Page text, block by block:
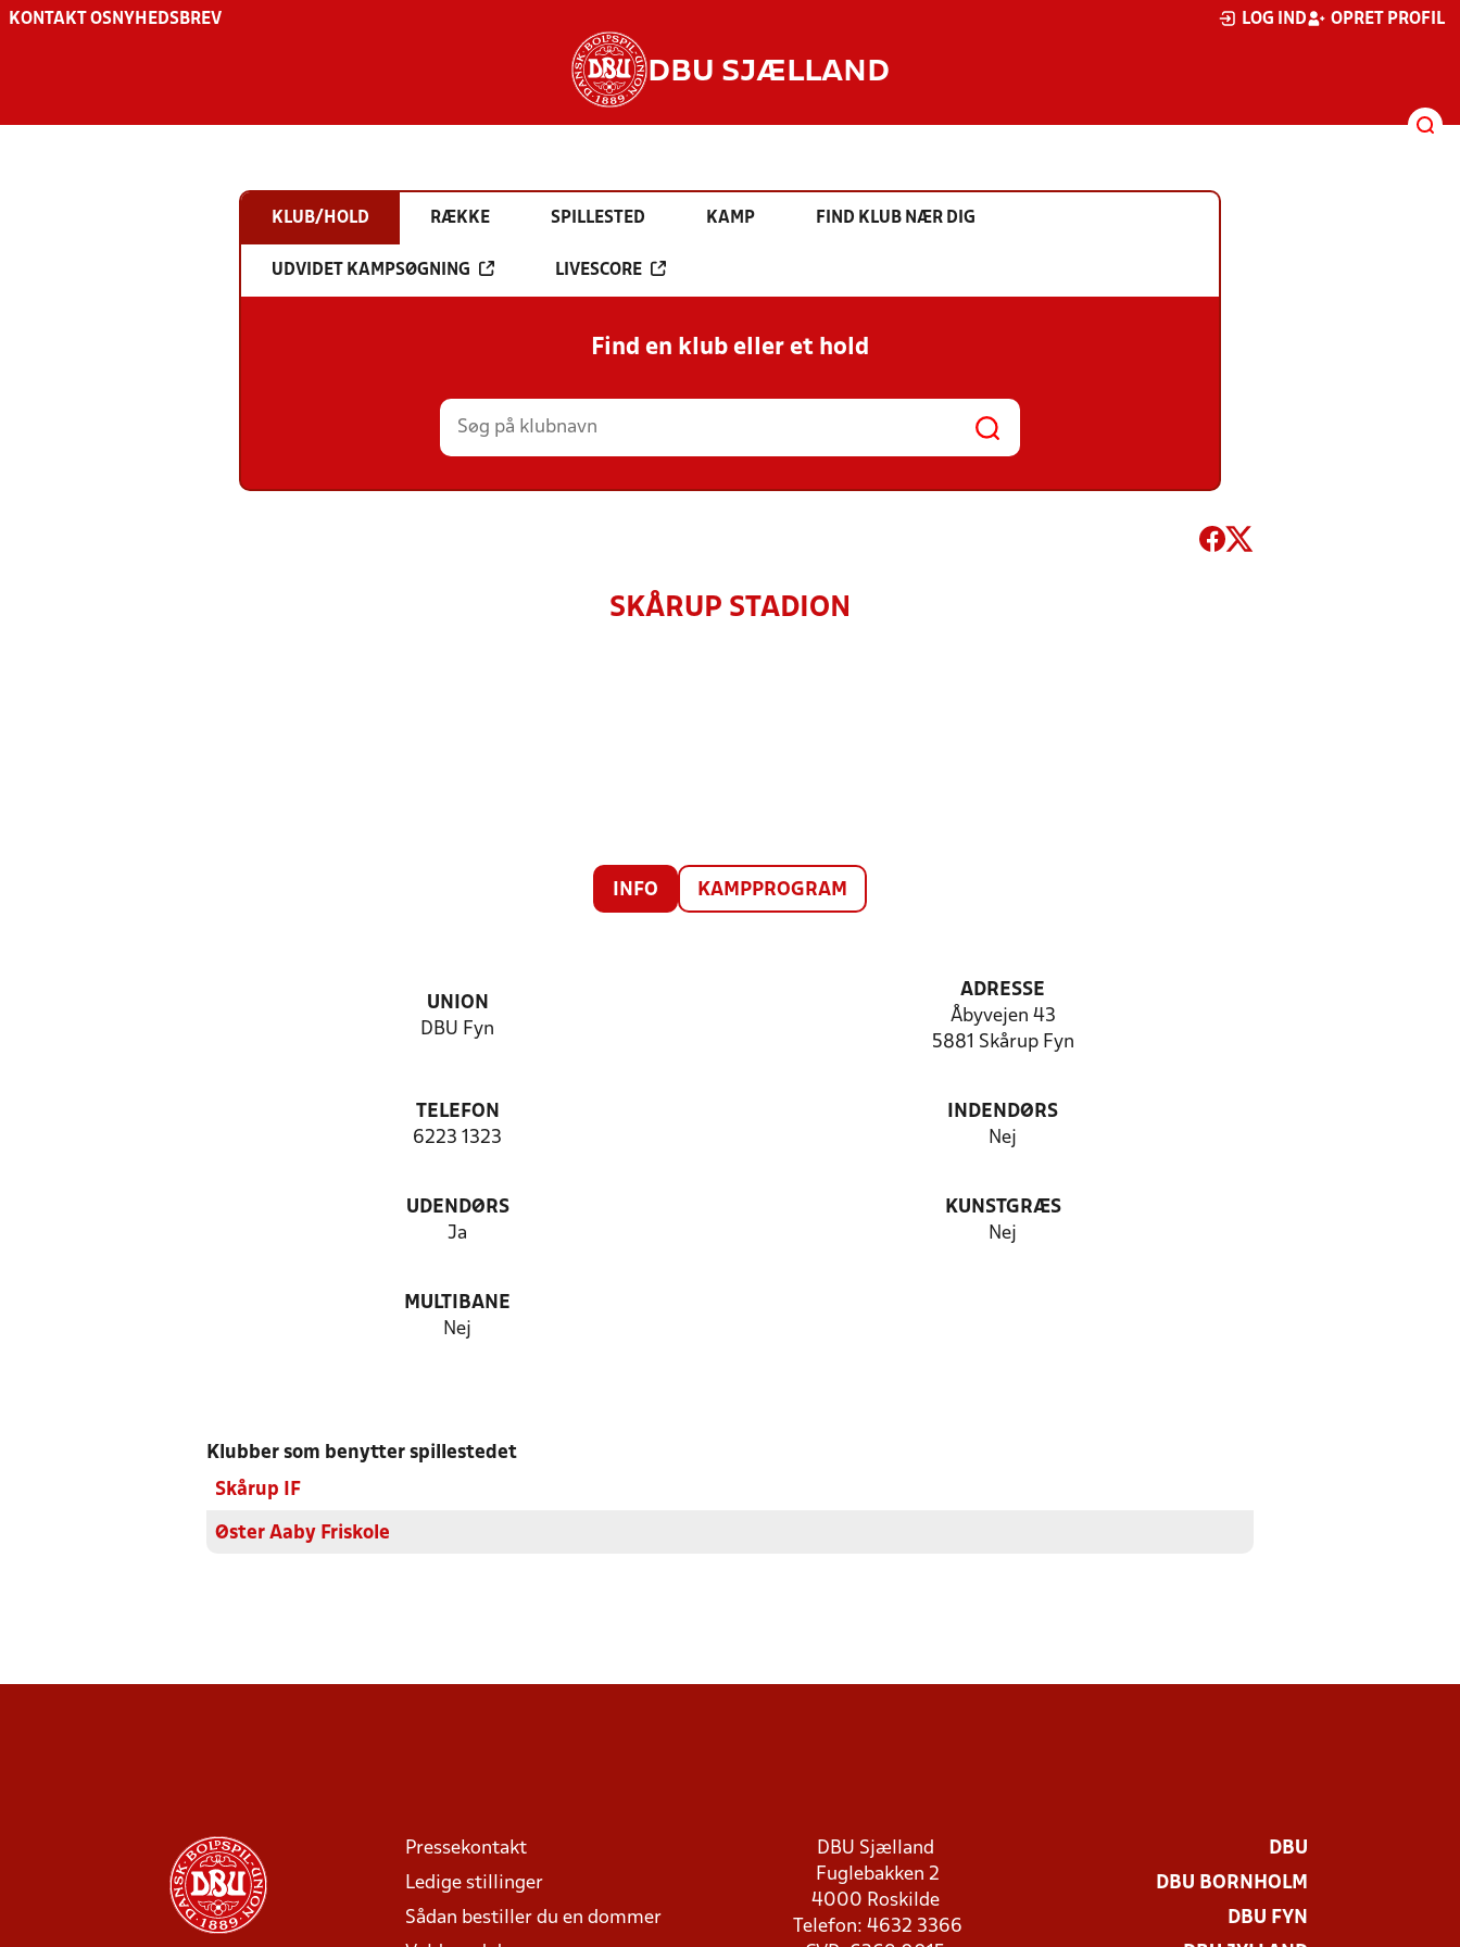
KONTAKT OS NYHEDSBREV LOG IND OPRET PROFIL
DBU SJÆLLAND
KLUB/HOLD RÆKKE SPILLESTED KAMP FIND KLUB NÆR DIG
UDVIDET KAMPSØGNING LIVESCORE
Find en klub eller et hold
SKÅRUP STADION
INFO KAMPPROGRAM
UNION
DBU Fyn
ADRESSE
Åbyvejen 43
5881 Skårup Fyn
TELEFON
6223 1323
INDENDØRS
Nej
UDENDØRS
Ja
KUNSTGRÆS
Nej
MULTIBANE
Nej
Klubber som benytter spillestedet
Skårup IF
Øster Aaby Friskole
Pressekontakt
Ledige stillinger
Sådan bestiller du en dommer
DBU Sjælland
Fuglebakken 2
4000 Roskilde
Telefon: 4632 3366
DBU
DBU BORNHOLM
DBU FYN